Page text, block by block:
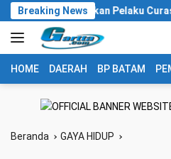
Langsung
ke
konten
Breaking News
Pelaku Curas Pengemudi
HOME DAERAH BP BATAM
Beranda GAYA HIDUP